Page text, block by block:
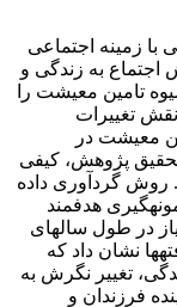
با زمینه اجتماعی
اجتماع به زندگی و
تامین معیشت را
تغییرات
معیشت در
پژوهش، کیفی
روش گردآوری داده
هدفمند
موردنیاز در طول سال­های
نشان داد که
تغییر نگرش به
فرزندان و